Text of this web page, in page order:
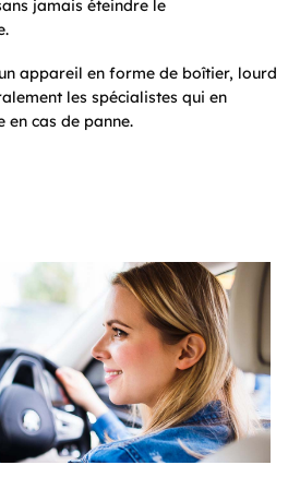
jamais éteindre le
appareil en forme de boîtier, lourd
les spécialistes qui en
cas de panne.